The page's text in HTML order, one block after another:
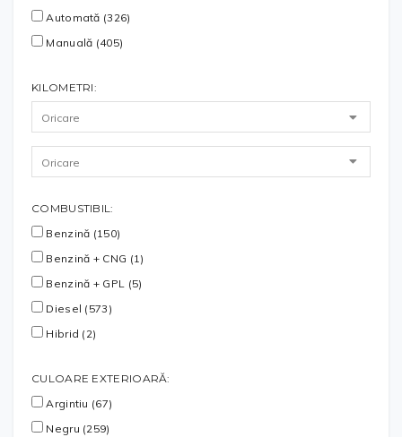
Automată (326)
Manuală (405)
KILOMETRI:
COMBUSTIBIL:
Benzină (150)
Benzină + CNG (1)
Benzină + GPL (5)
Diesel (573)
Hibrid (2)
CULOARE EXTERIOARĂ:
Argintiu (67)
Negru (259)